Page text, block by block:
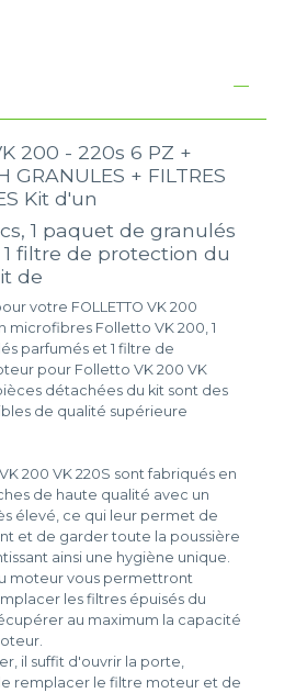
200 - 220s 6 PZ +
GRANULES + FILTRES
Kit d'un
1 paquet de granulés
filtre de protection du
de
votre FOLLETTO VK 200
microfibres Folletto VK 200, 1
parfumés et 1 filtre de
pour Folletto VK 200 VK
détachées du kit sont des
de qualité supérieure
200 VK 220S sont fabriqués en
de haute qualité avec un
élevé, ce qui leur permet de
et de garder toute la poussière
ainsi une hygiène unique.
moteur vous permettront
les filtres épuisés du
au maximum la capacité
il suffit d'ouvrir la porte,
remplacer le filtre moteur et de